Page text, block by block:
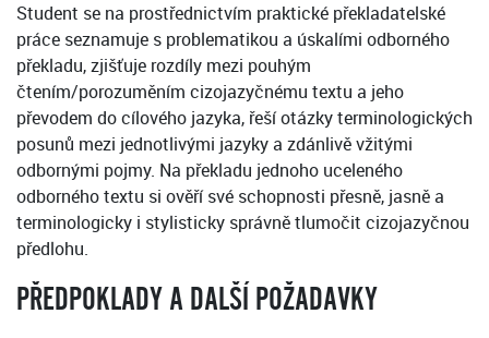
Student se na prostřednictvím praktické překladatelské
práce seznamuje s problematikou a úskalími odborného
překladu, zjišťuje rozdíly mezi pouhým
čtením/porozuměním cizojazyčnému textu a jeho
převodem do cílového jazyka, řeší otázky terminologických
posunů mezi jednotlivými jazyky a zdánlivě vžitými
odbornými pojmy. Na překladu jednoho uceleného
odborného textu si ověří své schopnosti přesně, jasně a
terminologicky i stylisticky správně tlumočit cizojazyčnou
předlohu.
PŘEDPOKLADY A DALŠÍ POŽADAVKY